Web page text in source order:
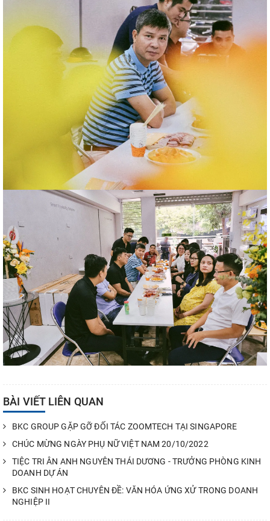
BÀI VIẾT LIÊN QUAN
BKC GROUP GẶP GỠ ĐỐI TÁC ZOOMTECH TẠI SINGAPORE
CHÚC MỪNG NGÀY PHỤ NỮ VIỆT NAM 20/10/2022
TIỆC TRI ÂN ANH NGUYÊN THÁI DƯƠNG - TRƯỞNG PHÒNG KINH
DOANH DỰ ÁN
BKC SINH HOẠT CHUYÊN ĐỀ: VĂN HÓA ỨNG XỬ TRONG DOANH
NGHIỆP II